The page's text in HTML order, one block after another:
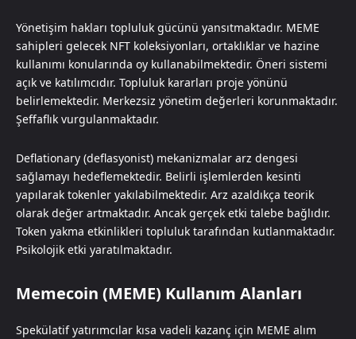
Yönetişim hakları topluluk gücünü yansıtmaktadır. MEME
sahipleri gelecek NFT koleksiyonları, ortaklıklar ve hazine
kullanımı konularında oy kullanabilmektedir. Öneri sistemi
açık ve katılımcıdır. Topluluk kararları proje yönünü
belirlemektedir. Merkezsiz yönetim değerleri korunmaktadır.
Şeffaflık vurgulanmaktadır.
Deflationary (deflasyonist) mekanizmalar arz dengesi
sağlamayı hedeflemektedir. Belirli işlemlerden kesinti
yapılarak tokenler yakılabilmektedir. Arz azaldıkça teorik
olarak değer artmaktadır. Ancak gerçek etki talebe bağlıdır.
Token yakma etkinlikleri topluluk tarafından kutlanmaktadır.
Psikolojik etki yaratılmaktadır.
Memecoin (MEME) Kullanım Alanları
Spekülatif yatırımcılar kısa vadeli kazanç için MEME alım